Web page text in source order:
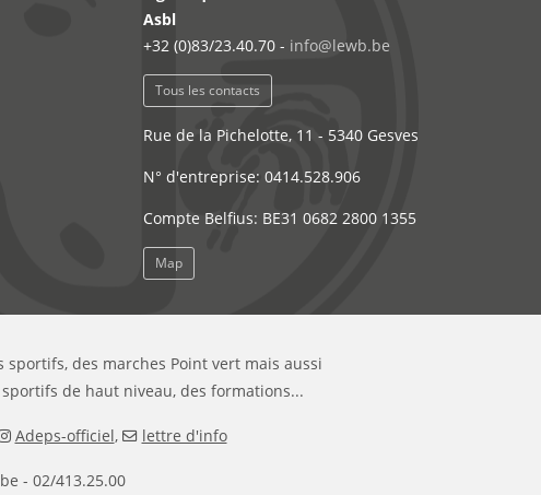
Asbl
+32 (0)83/23.40.70 - info@lewb.be
Tous les contacts
Rue de la Pichelotte, 11 - 5340 Gesves
N° d'entreprise: 0414.528.906
Compte Belfius: BE31 0682 2800 1355
Map
des marches Point vert mais aussi
de haut niveau, des formations...
Adeps-officiel, lettre d'info
- 02/413.25.00